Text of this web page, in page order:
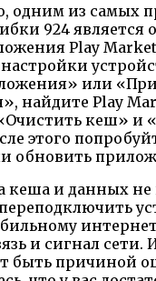
одним из самых
924 является
Play
или
найдите Play
кеш» и
этого
обновить
кеша и данных не
и сигнал
быть причиной